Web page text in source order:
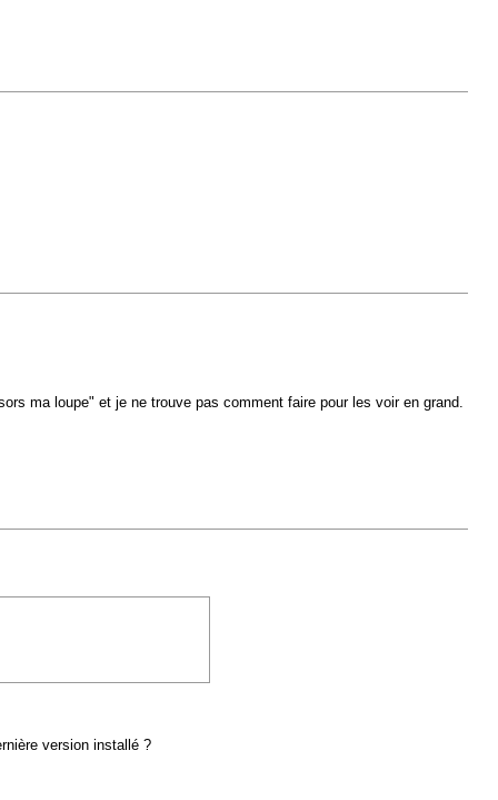
ma loupe" et je ne trouve pas comment faire pour les voir en grand.
version installé ?